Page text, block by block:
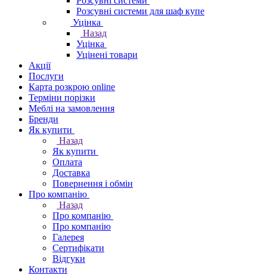
Розсувні системи для шаф купе
Уцінка
Назад
Уцінка
Уцінені товари
Акції
Послуги
Карта розкрою online
Терміни порізки
Меблі на замовлення
Бренди
Як купити
Назад
Як купити
Оплата
Доставка
Повернення і обмін
Про компанію
Назад
Про компанію
Про компанію
Галерея
Сертифікати
Відгуки
Контакти